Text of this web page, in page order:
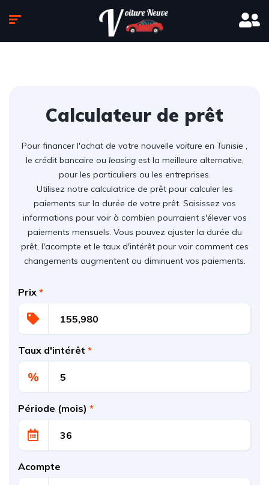
Calculateur de prêt
Pour financer l'achat de votre nouvelle voiture en Tunisie ,
le crédit bancaire ou leasingest la meilleure alternative,
pour les particuliers ou les entreprises.
Utilisez notre calculatrice de prêt pour calculer les
paiements sur la durée de votre prêt. Saisissez vos
informations pour voir à combien pourraient s'élever vos
paiements mensuels. Vous pouvez ajuster la durée du
prêt, l'acompte et le taux d'intérêt pour voir comment ces
changements augmentent ou diminuent vos paiements.
Prix *
Taux d'intérêt *
%
Période (mois) *
Acompte